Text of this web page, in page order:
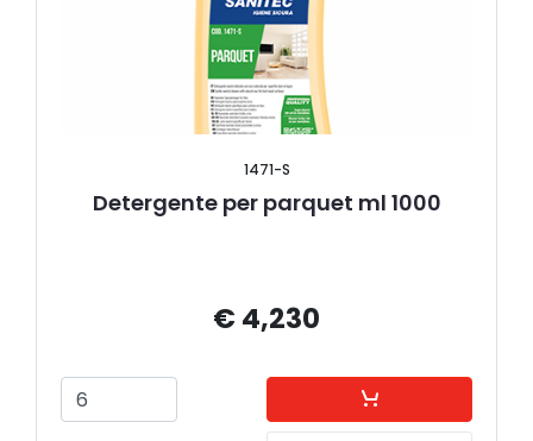
1471-S
Detergente per parquet ml 1000
€ 4,230